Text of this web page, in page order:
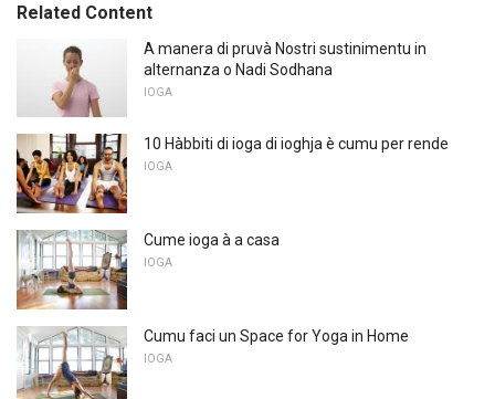
Related Content
A manera di pruvà Nostri sustinimentu in
alternanza o Nadi Sodhana
IOGA
10 Hàbbiti di ioga di ioghja è cumu per rende
IOGA
Cume ioga à a casa
IOGA
Cumu faci un Space for Yoga in Home
IOGA